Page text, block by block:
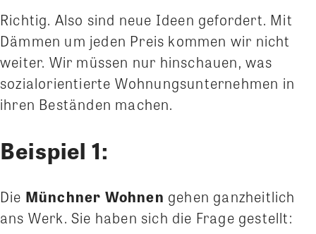
Richtig. Also sind neue Ideen gefordert. Mit
Dämmen um jeden Preis kommen wir nicht
weiter. Wir müssen nur hinschauen, was
sozialorientierte Wohnungsunternehmen in
ihren Beständen machen.
Beispiel 1:
Die Münchner Wohnen gehen ganzheitlich
ans Werk. Sie haben sich die Frage gestellt: